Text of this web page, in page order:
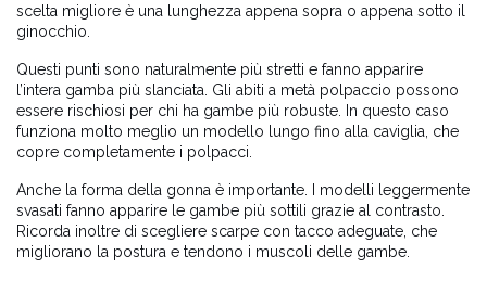
scelta migliore è una lunghezza appena sopra o appena sotto il
ginocchio.
Questi punti sono naturalmente più stretti e fanno apparire
l’intera gamba più slanciata. Gli abiti a metà polpaccio possono
essere rischiosi per chi ha gambe più robuste. In questo caso
funziona molto meglio un modello lungo fino alla caviglia, che
copre completamente i polpacci.
Anche la forma della gonna è importante. I modelli leggermente
svasati fanno apparire le gambe più sottili grazie al contrasto.
Ricorda inoltre di scegliere scarpe con tacco adeguate, che
migliorano la postura e tendono i muscoli delle gambe.